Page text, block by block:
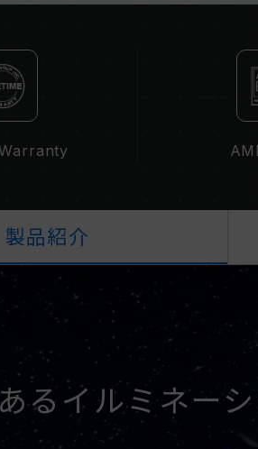
製品紹介
るイルミネー